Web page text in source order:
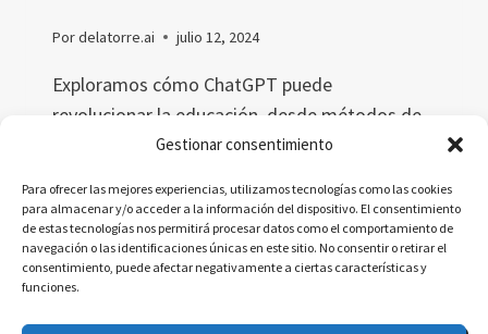
Gestionar consentimiento
Para ofrecer las mejores experiencias, utilizamos tecnologías como las cookies
para almacenar y/o acceder a la información del dispositivo. El consentimiento
de estas tecnologías nos permitirá procesar datos como el comportamiento de
navegación o las identificaciones únicas en este sitio. No consentir o retirar el
consentimiento, puede afectar negativamente a ciertas características y
funciones.
Pordelatorre.ai julio 12, 2024
Exploramos cómo ChatGPT puede
revolucionar la educación, desde métodos de
enseñanza hasta la evaluación. Descubre el
el aprendizaje y enfrentar desafíos educativos
complejos.
LEER MÁS